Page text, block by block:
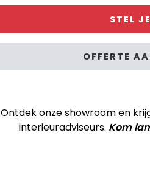
STEL
OFFERTE
Ontdek onze showroom en
interieuradviseurs. Kom